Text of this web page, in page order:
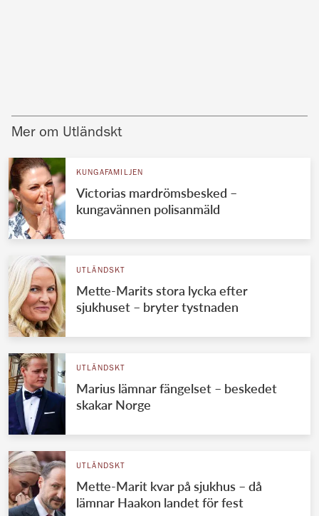
Mer om Utländskt
KUNGAFAMILJEN
Victorias mardrömsbesked –
kungavännen polisanmäld
UTLÄNDSKT
Mette-Marits stora lycka efter
sjukhuset – bryter tystnaden
UTLÄNDSKT
Marius lämnar fängelset – beskedet
skakar Norge
UTLÄNDSKT
Mette-Marit kvar på sjukhus – då
lämnar Haakon landet för fest